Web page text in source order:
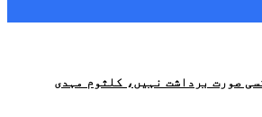
صورت برداشت نہیں، کلثوم مہدی